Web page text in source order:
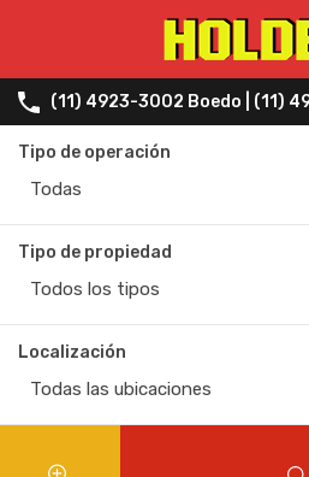
(11) 4923-3002 Boedo | (11)
Tipo de operación
Todas
Tipo de propiedad
Todos los tipos
Localización
Todas las ubicaciones